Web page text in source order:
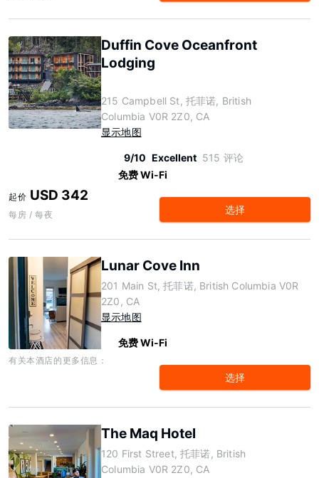
Duffin Cove Oceanfront
Lodging
215 Campbell St, 托菲诺, British
Columbia V0R 2Z0, CA
显示地图
9/10 Excellent 515 评论
免费 Wi-Fi
起价 USD 342
每房 / 每夜 选择
Lunar Cove Inn
201 Main St, 托菲诺, British Columbia V0R
2Z0, CA
显示地图
免费 Wi-Fi
有关本酒店的更多信息：
选择
The Maq Hotel
120 First Street, 托菲诺, British
Columbia V0R 2Z0, CA